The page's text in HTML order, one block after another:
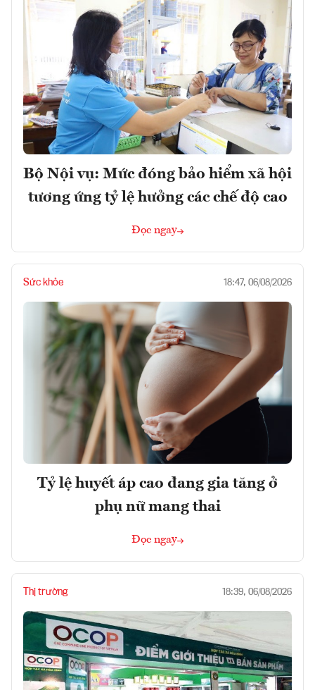
Bộ Nội vụ: Mức đóng bảo hiểm xã hội
tương ứng tỷ lệ hưởng các chế độ cao
Đọc ngay
Sức khỏe 18:47, 06/08/2026
Tỷ lệ huyết áp cao đang gia tăng ở
phụ nữ mang thai
Đọc ngay
Thị trường 18:39, 06/08/2026